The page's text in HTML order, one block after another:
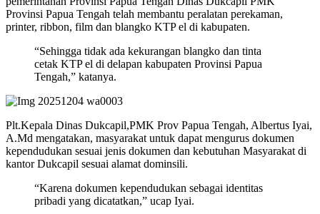
Provinsi Papua Tengah telah membantu peralatan perekaman,
printer, ribbon, film dan blangko KTP el di kabupaten.
“Sehingga tidak ada kekurangan blangko dan tinta
cetak KTP el di delapan kabupaten Provinsi Papua
Tengah,” katanya.
Plt.Kepala Dinas Dukcapil,PMK Prov Papua Tengah, Albertus Iyai,
A.Md mengatakan, masyarakat untuk dapat mengurus dokumen
kependudukan sesuai jenis dokumen dan kebutuhan Masyarakat di
kantor Dukcapil sesuai alamat dominsili.
“Karena dokumen kependudukan sebagai identitas
pribadi yang dicatatkan,” ucap Iyai.